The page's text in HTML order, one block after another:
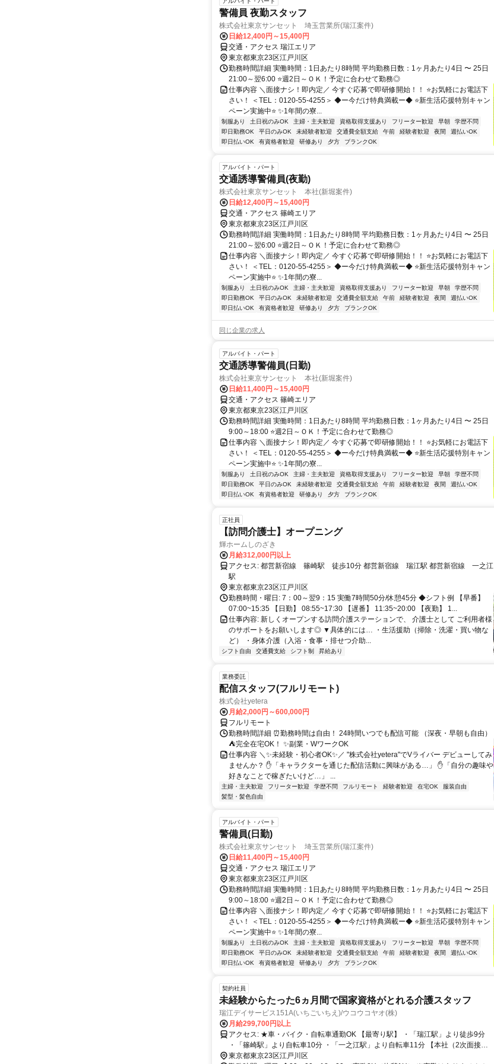
警備員 夜勤スタッフ
株式会社東京サンセット 埼玉営業所(瑞江案件)
日給12,400円～15,400円
交通・アクセス 瑞江エリア
東京都東京23区江戸川区
勤務時間詳細 実働時間：1日あたり8時間 平均勤務日数：1ヶ月あたり4日 〜 25日
21:00～翌6:00 ⭐週2日～ＯＫ！予定に合わせて勤務◎
仕事内容 ＼面接ナシ！即内定／ 今すぐ応募で即研修開始！！ ⭐お気軽にお電話下
さい！ ＜TEL：0120-55-4255＞ ◆ー今だけ特典満載ー◆ ⭐新生活応援特別キャン
ペーン実施中⭐ ✨1年間の寮...
制服あり 土日祝のみOK 主婦・主夫歓迎 資格取得支援あり フリーター歓迎 早朝
学歴不問
即日勤務OK
平日のみOK 未経験者歓迎 交通費全額支給 午前 経験者歓迎 夜間
週払いOK
即日払いOK
有資格者歓迎 研修あり 夕方 ブランクOK
アルバイト・パート
交通誘導警備員(夜勤)
株式会社東京サンセット 本社(新堀案件)
日給12,400円～15,400円
交通・アクセス 篠崎エリア
東京都東京23区江戸川区
勤務時間詳細 実働時間：1日あたり8時間 平均勤務日数：1ヶ月あたり4日 〜 25日
21:00～翌6:00 ⭐週2日～ＯＫ！予定に合わせて勤務◎
仕事内容 ＼面接ナシ！即内定／ 今すぐ応募で即研修開始！！ ⭐お気軽にお電話下
さい！ ＜TEL：0120-55-4255＞ ◆ー今だけ特典満載ー◆ ⭐新生活応援特別キャン
ペーン実施中⭐ ✨1年間の寮...
制服あり 土日祝のみOK 主婦・主夫歓迎 資格取得支援あり フリーター歓迎 早朝
学歴不問
即日勤務OK
平日のみOK 未経験者歓迎 交通費全額支給 午前 経験者歓迎 夜間
週払いOK
即日払いOK
有資格者歓迎 研修あり 夕方 ブランクOK
同じ企業の求人
アルバイト・パート
交通誘導警備員(日勤)
株式会社東京サンセット 本社(新堀案件)
日給11,400円～15,400円
交通・アクセス 篠崎エリア
東京都東京23区江戸川区
勤務時間詳細 実働時間：1日あたり8時間 平均勤務日数：1ヶ月あたり4日 〜 25日
9:00～18:00 ⭐週2日～ＯＫ！予定に合わせて勤務◎
仕事内容 ＼面接ナシ！即内定／ 今すぐ応募で即研修開始！！ ⭐お気軽にお電話下
さい！ ＜TEL：0120-55-4255＞ ◆ー今だけ特典満載ー◆ ⭐新生活応援特別キャン
ペーン実施中⭐ ✨1年間の寮...
制服あり 土日祝のみOK 主婦・主夫歓迎 資格取得支援あり フリーター歓迎 早朝
学歴不問
即日勤務OK
平日のみOK 未経験者歓迎 交通費全額支給 午前 経験者歓迎 夜間
週払いOK
即日払いOK
有資格者歓迎 研修あり 夕方 ブランクOK
正社員
【訪問介護士】オープニング
輝ホームしのざき
月給312,000円以上
アクセス: 都営新宿線 篠崎駅 徒歩10分 都営新宿線 瑞江駅 都営新宿線 一之江
駅
東京都東京23区江戸川区
勤務時間・曜日: 7：00～翌9：15 実働7時間50分/休憩45分 ◆シフト例 【早番】
07:00~15:35 【日勤】 08:55~17:30 【遅番】 11:35~20:00 【夜勤】 1...
仕事内容: 新しくオープンする訪問介護ステーションで、 介護士として ご利用者様
のサポートをお願いします◎ ▼具体的には… ・生活援助（掃除・洗濯・買い物な
ど） ・身体介護（入浴・食事・排せつ介助...
シフト自由 交通費支給 シフト制 昇給あり
業務委託
配信スタッフ(フルリモート)
株式会社yetera
月給2,000円～600,000円
フルリモート
勤務時間詳細 ⏰勤務時間は自由！ 24時間いつでも配信可能 （深夜・早朝も自由）
⛺完全在宅OK！ ✨副業・WワークOK
仕事内容 ＼✨未経験・初心者OK✨／ "株式会社yetera"でVライバー デビューしてみ
ませんか？ ✋「キャラクターを通じた配信活動に興味がある…」 ✋「自分の趣味や
好きなことで稼ぎたいけど…」 ...
主婦・主夫歓迎 フリーター歓迎 学歴不問 フルリモート 経験者歓迎 在宅OK
服装自由
髪型・髪色自由
アルバイト・パート
警備員(日勤)
株式会社東京サンセット 埼玉営業所(瑞江案件)
日給11,400円～15,400円
交通・アクセス 瑞江エリア
東京都東京23区江戸川区
勤務時間詳細 実働時間：1日あたり8時間 平均勤務日数：1ヶ月あたり4日 〜 25日
9:00～18:00 ⭐週2日～ＯＫ！予定に合わせて勤務◎
仕事内容 ＼面接ナシ！即内定／ 今すぐ応募で即研修開始！！ ⭐お気軽にお電話下
さい！ ＜TEL：0120-55-4255＞ ◆ー今だけ特典満載ー◆ ⭐新生活応援特別キャン
ペーン実施中⭐ ✨1年間の寮...
制服あり 土日祝のみOK 主婦・主夫歓迎 資格取得支援あり フリーター歓迎 早朝
学歴不問
即日勤務OK
平日のみOK 未経験者歓迎 交通費全額支給 午前 経験者歓迎 夜間
週払いOK
即日払いOK
有資格者歓迎 研修あり 夕方 ブランクOK
契約社員
未経験からたった6ヵ月間で国家資格がとれる介護スタッフ
瑞江デイサービス151A(いちごいちえ)/ウコウコヤオ(株)
月給299,700円以上
アクセス: ★車・バイク・自転車通勤OK 【最寄り駅】 ・「瑞江駅」より徒歩9分
・「篠崎駅」より自転車10分 ・「一之江駅」より自転車11分 【本社（2次面接場
所）】 ・「入谷駅」より徒歩3分 ・「鶯谷駅」より徒歩9分 ・「上野駅」より徒歩
東京都東京23区江戸川区